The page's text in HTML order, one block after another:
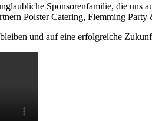
Sponsorenfamilie, die uns
Polster Catering, Flemming
und auf eine erfolgreiche